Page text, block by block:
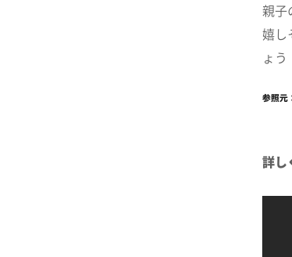
親子
嬉し
ょう
参照元
詳し